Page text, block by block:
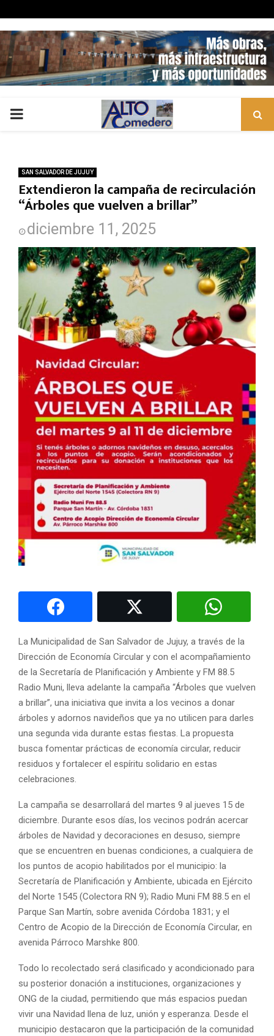
PRIMARY
SAN SALVADOR DE JUJUY
Extendieron la campaña de recirculación
“Árboles que vuelven a brillar”
diciembre 11, 2025
La Municipalidad de San Salvador de Jujuy, a través de la
Dirección de Economía Circular y con el acompañamiento
de la Secretaría de Planificación y Ambiente y FM 88.5
Radio Muni, lleva adelante la campaña “Árboles que vuelven
a brillar”, una iniciativa que invita a los vecinos a donar
árboles y adornos navideños que ya no utilicen para darles
una segunda vida durante estas fiestas. La propuesta
busca fomentar prácticas de economía circular, reducir
residuos y fortalecer el espíritu solidario en estas
celebraciones.
La campaña se desarrollará del martes 9 al jueves 15 de
diciembre. Durante esos días, los vecinos podrán acercar
árboles de Navidad y decoraciones en desuso, siempre
que se encuentren en buenas condiciones, a cualquiera de
los puntos de acopio habilitados por el municipio: la
Secretaría de Planificación y Ambiente, ubicada en Ejército
del Norte 1545 (Colectora RN 9); Radio Muni FM 88.5 en el
Parque San Martín, sobre avenida Córdoba 1831; y el
Centro de Acopio de la Dirección de Economía Circular, en
avenida Párroco Marshke 800.
Todo lo recolectado será clasificado y acondicionado para
su posterior donación a instituciones, organizaciones y
ONG de la ciudad, permitiendo que más espacios puedan
vivir una Navidad llena de luz, unión y esperanza. Desde el
municipio destacaron que la participación de la comunidad